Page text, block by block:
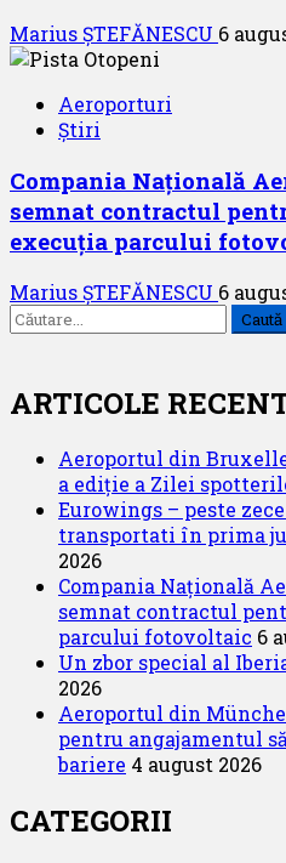
Marius ȘTEFĂNESCU 6
Aeroporturi
Știri
Compania Națională
semnat contractul
execuția parcului
Marius ȘTEFĂNESCU 6
Caută
după:
ARTICOLE
Aeroportul din
a ediție a Zilei
Eurowings – peste
transportati în prima
2026
Compania Națională
semnat contractul
parcului fotovoltaic 6
Un zbor special al
2026
Aeroportul din
pentru angajamentul
bariere 4 august 2026
CATEGORII